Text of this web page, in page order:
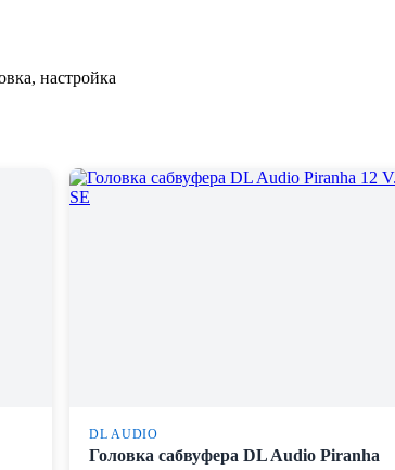
настройка
DL AUDIO
Головка сабвуфера DL Audio Piranha